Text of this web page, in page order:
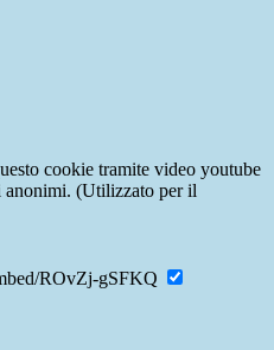
cookie tramite video youtube
anonimi. (Utilizzato per il
ROvZj-gSFKQ